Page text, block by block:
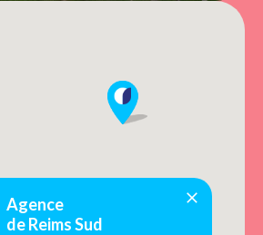
Agence
de Reims Sud